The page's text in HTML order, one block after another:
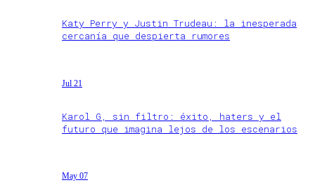
Katy Perry y Justin Trudeau: la inesperada
cercanía que despierta rumores
Jul 21
Karol G, sin filtro: éxito, haters y el
futuro que imagina lejos de los escenarios
May 07